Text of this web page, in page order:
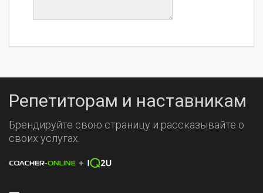
Репетиторам и наставникам
Брендируйте свою страницу и рассказывайте о
своих услугах.